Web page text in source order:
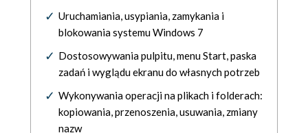
Uruchamiania, usypiania, zamykania i
blokowania systemu Windows 7
Dostosowywania pulpitu, menu Start, paska
zadań i wyglądu ekranu do własnych potrzeb
Wykonywania operacji na plikach i folderach:
kopiowania, przenoszenia, usuwania, zmiany
nazw